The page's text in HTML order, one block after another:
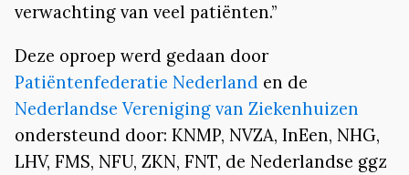
verwachting van veel patiënten.”
Deze oproep werd gedaan door
Patiëntenfederatie Nederland en de
Nederlandse Vereniging van Ziekenhuizen
ondersteund door: KNMP, NVZA, InEen, NHG,
LHV, FMS, NFU, ZKN, FNT, de Nederlandse ggz